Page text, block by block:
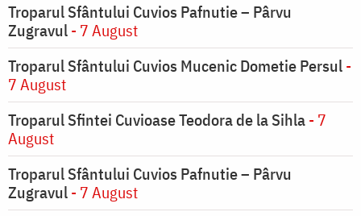
Troparul Sfântului Cuvios Pafnutie – Pârvu
Zugravul- 7 August
Troparul Sfântului Cuvios Mucenic Dometie Persul-
7 August
Troparul Sfintei Cuvioase Teodora de la Sihla- 7
August
Troparul Sfântului Cuvios Pafnutie – Pârvu
Zugravul- 7 August